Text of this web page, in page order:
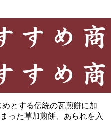
とする伝統の瓦煎餅に加
った草加煎餅、あられを入